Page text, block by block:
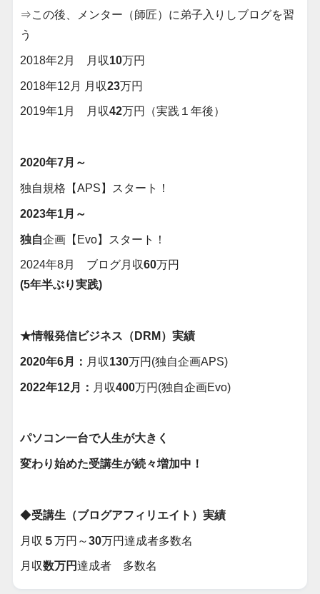
⇒この後、メンター（師匠）に弟子入りしブログを習
う
2018年2月 月収10万円
2018年12月 月収23万円
2019年1月 月収42万円（実践１年後）
2020年7月～
独自規格【APS】スタート！
2023年1月～
独自企画【Evo】スタート！
2024年8月 ブログ月収60万円
(5年半ぶり実践)
★情報発信ビジネス（DRM）実績
2020年6月： 月収130万円(独自企画APS)
2022年12月： 月収400万円(独自企画Evo)
パソコン一台で人生が大きく
変わり始めた受講生が続々増加中！
◆受講生（ブログアフィリエイト）実績
月収 ５万円～30万円達成者多数名
月収数万円達成者 多数名